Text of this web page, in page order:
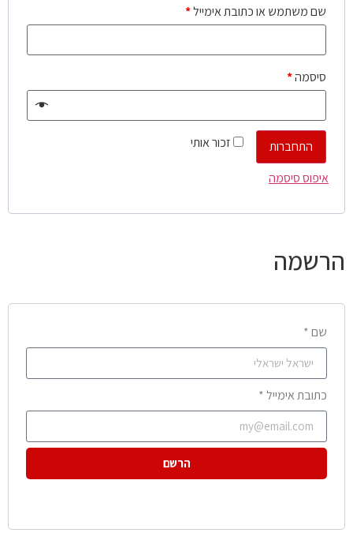
שם משתמש או כתובת אימייל*
סיסמה*
זכור אותי
התחברות
איפוס סיסמה
הרשמה
שם *
כתובת אימייל *
הרשם